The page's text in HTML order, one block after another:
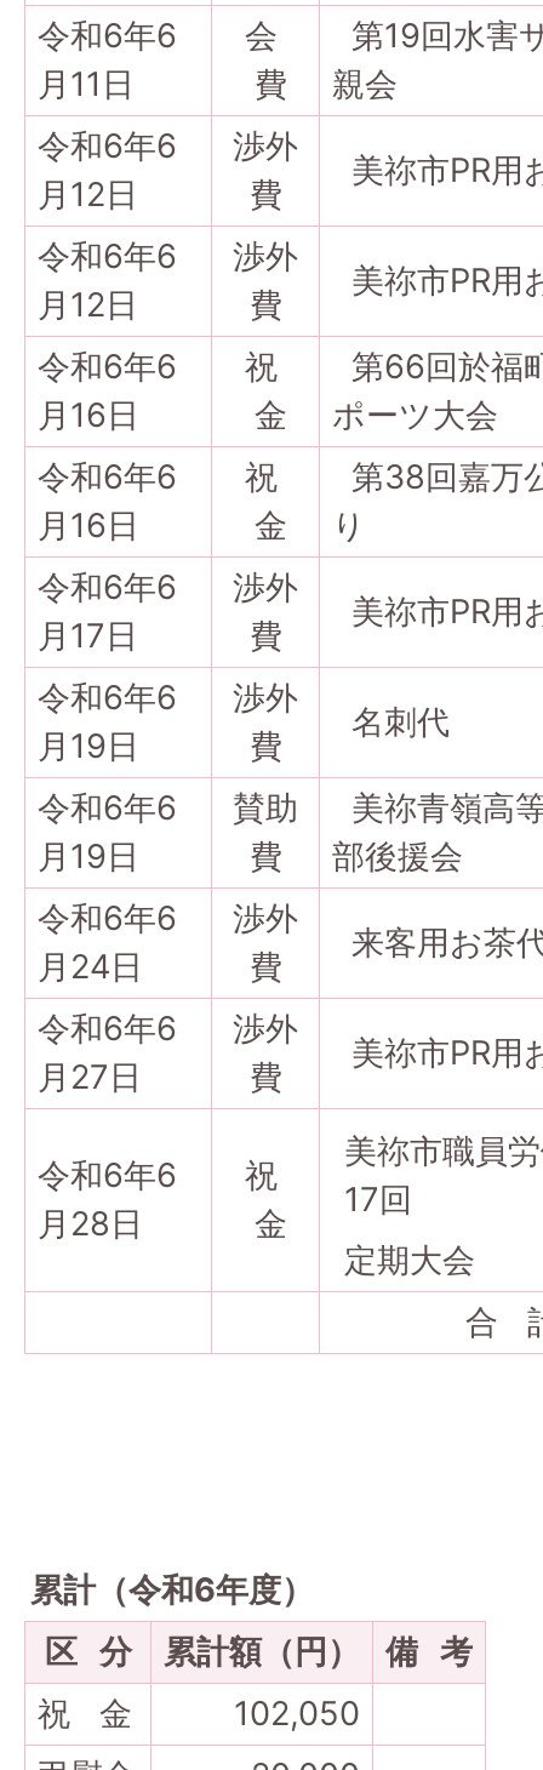
令和6年6
月11日
会
費
第19回水害
親会
令和6年6
月12日
渉外
費
美祢市PR用
令和6年6
月12日
渉外
費
美祢市PR用
令和6年6
月16日
祝
金
第66回於福
ポーツ大会
令和6年6
月16日
祝
金
第38回嘉万
り
令和6年6
月17日
渉外
費
美祢市PR用
令和6年6
月19日
渉外
費
名刺代
令和6年6
月19日
賛助
費
美祢青嶺高
部後援会
令和6年6
月24日
渉外
費
来客用お茶
令和6年6
月27日
渉外
費
美祢市PR用
令和6年6
月28日
祝
金
美祢市職員
17回
定期大会
合
累計（令和6年度）
区 分
累計額（円）
備 考
祝 金
102,050